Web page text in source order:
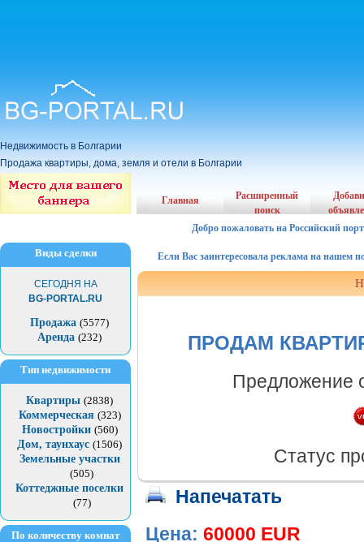
Недвижимость в Болгарии
Продажа квартиры, дома, земля и отели в Болгарии
Виды сделки
СЕГОДНЯ НА
BG-PORTAL.RU
Продажа (5577)
Аренда (232)
Тип недвижимости
Квартиры (2838)
Коммерческая (323)
Новостройки (560)
Дом, таунхаус (1506)
Земельные участки
(505)
Коттеджные поселки
(77)
По количеству комнат
Главная
Расширенный
поиск
Добро пожаловать на Российский
Если Вас заинтересовала реклама на нашем
ПРОДАМ
Предложение
Статус
Напечатать
Цена: 60000 EUR